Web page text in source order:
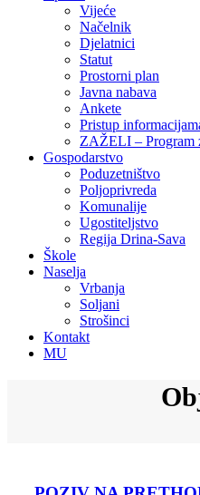
Vijeće
Načelnik
Djelatnici
Statut
Prostorni plan
Javna nabava
Ankete
Pristup
ZAŽELI – Program
Gospodarstvo
Poduzetništvo
Poljoprivreda
Komunalije
Ugostiteljstvo
Regija Drina-Sava
Škole
Naselja
Vrbanja
Soljani
Strošinci
Kontakt
MU